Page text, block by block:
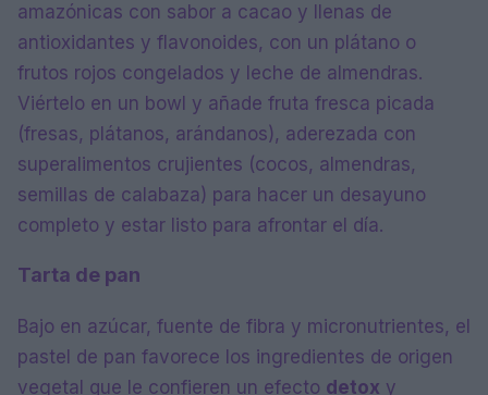
amazónicas con sabor a cacao y llenas de
antioxidantes y flavonoides, con un plátano o
frutos rojos congelados y leche de almendras.
Viértelo en un bowl y añade fruta fresca picada
(fresas, plátanos, arándanos), aderezada con
superalimentos crujientes (cocos, almendras,
semillas de calabaza) para hacer un desayuno
completo y estar listo para afrontar el día.
Tarta de pan
Bajo en azúcar, fuente de fibra y micronutrientes, el
pastel de pan favorece los ingredientes de origen
vegetal que le confieren un efecto detox y